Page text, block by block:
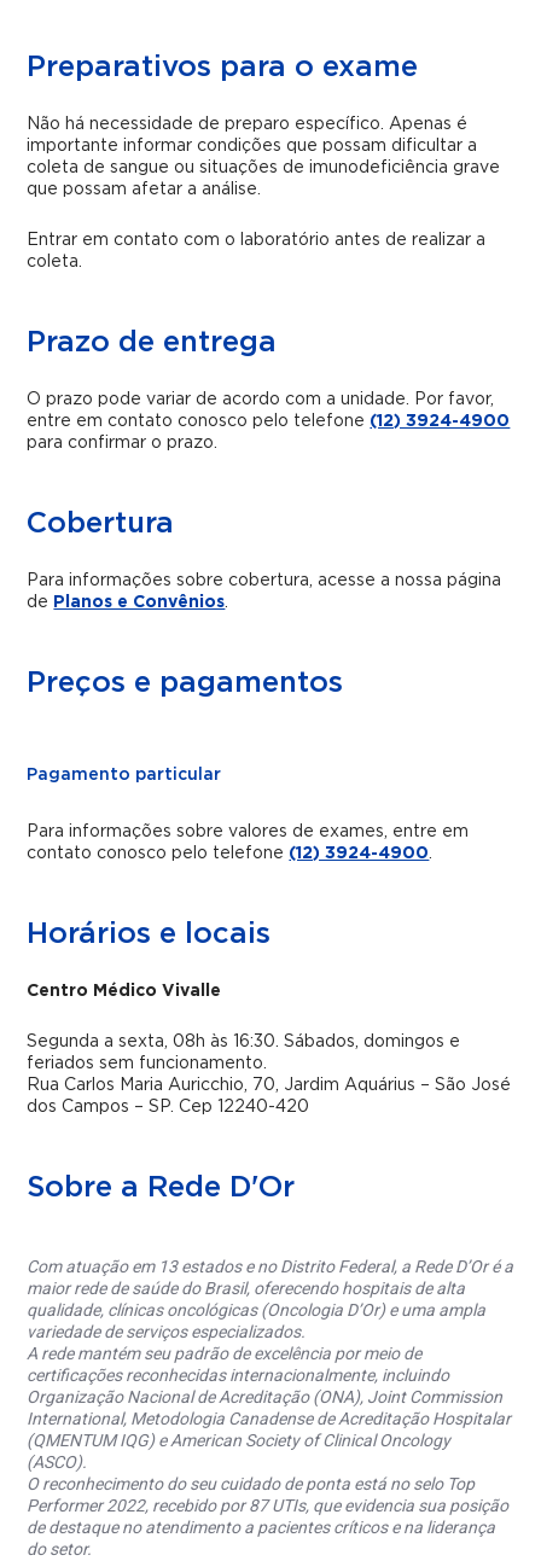
Preparativos para o exame
Não há necessidade de preparo específico. Apenas é
importante informar condições que possam dificultar a
coleta de sangue ou situações de imunodeficiência grave
que possam afetar a análise.
Entrar em contato com o laboratório antes de realizar a
coleta.
Prazo de entrega
O prazo pode variar de acordo com a unidade. Por favor,
entre em contato conosco pelo telefone (12) 3924-4900
para confirmar o prazo.
Cobertura
Para informações sobre cobertura, acesse a nossa página
de Planos e Convênios.
Preços e pagamentos
Pagamento particular
Para informações sobre valores de exames, entre em
contato conosco pelo telefone (12) 3924-4900.
Horários e locais
Centro Médico Vivalle
Segunda a sexta, 08h às 16:30. Sábados, domingos e
feriados sem funcionamento.
Rua Carlos Maria Auricchio, 70, Jardim Aquárius – São José
dos Campos – SP. Cep 12240-420
Sobre a Rede D'Or
Com atuação em 13 estados e no Distrito Federal, a Rede D’Or é a
maior rede de saúde do Brasil, oferecendo hospitais de alta
qualidade, clínicas oncológicas (Oncologia D’Or) e uma ampla
variedade de serviços especializados.
A rede mantém seu padrão de excelência por meio de
certificações reconhecidas internacionalmente, incluindo
Organização Nacional de Acreditação (ONA), Joint Commission
International, Metodologia Canadense de Acreditação Hospitalar
(QMENTUM IQG) e American Society of Clinical Oncology
(ASCO).
O reconhecimento do seu cuidado de ponta está no selo Top
Performer 2022, recebido por 87 UTIs, que evidencia sua posição
de destaque no atendimento a pacientes críticos e na liderança
do setor.